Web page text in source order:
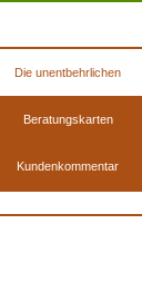
Die unentbehrlichen
Beratungskarten
Kundenkommentar